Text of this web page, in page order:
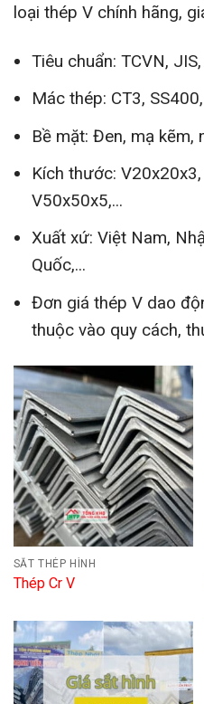
loại thép V chính hãng,
Tiêu chuẩn: TCVN,
Mác thép: CT3,
Bề mặt: Đen, mạ kẽm,
Kích thước:
V50x50x5,...
Xuất xứ: Việt Nam,
Quốc,...
Đơn giá thép V dao
thuộc vào quy cách,
SẮT THÉP HÌNH
Thép Cr V